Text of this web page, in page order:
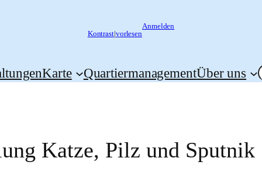
Kontrast| vorlesen
Anmelden
Karte QuartiermanagementÜber uns
Katze, Pilz und Sputnik